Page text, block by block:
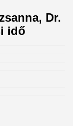
Dr.
idő